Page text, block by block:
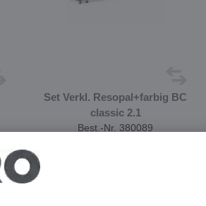
Set Verkl. Resopal+farbig BC
classic 2.1
Best.-Nr. 380089